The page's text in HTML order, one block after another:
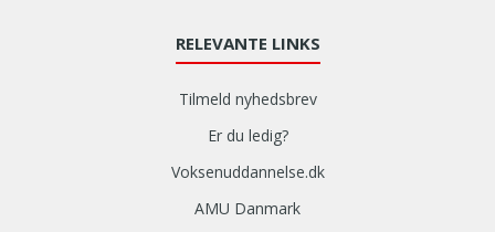
RELEVANTE LINKS
Tilmeld nyhedsbrev
Er du ledig?
Voksenuddannelse.dk
AMU Danmark